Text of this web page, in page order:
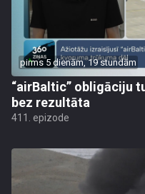
pirms 5 dienām, 19 stundām
“airBaltic” obligāciju
bez rezultāta
411. epizode